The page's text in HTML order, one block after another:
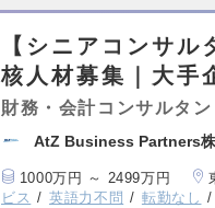
【シニアコンサ
核人材募集｜大手
財務・会計コンサルタン
AtZ Business Partners
1000万円 ～ 2499万円
ビス
英語力不問 転勤なし